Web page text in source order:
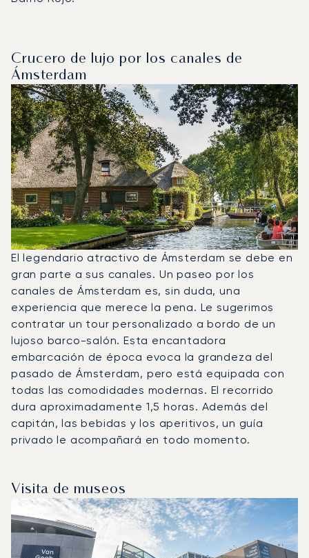
Crucero de lujo por los canales de
Ámsterdam
El legendario atractivo de Ámsterdam se debe en
gran parte a sus canales. Un paseo por los
canales de Ámsterdam es, sin duda, una
experiencia que merece la pena. Le sugerimos
contratar un tour personalizado a bordo de un
lujoso barco-salón. Esta encantadora
embarcación de época evoca la grandeza del
pasado de Ámsterdam, pero está equipada con
todas las comodidades modernas. El recorrido
dura aproximadamente 1,5 horas. Además del
capitán, las bebidas y los aperitivos, un guía
privado le acompañará en todo momento.
Visita de museos